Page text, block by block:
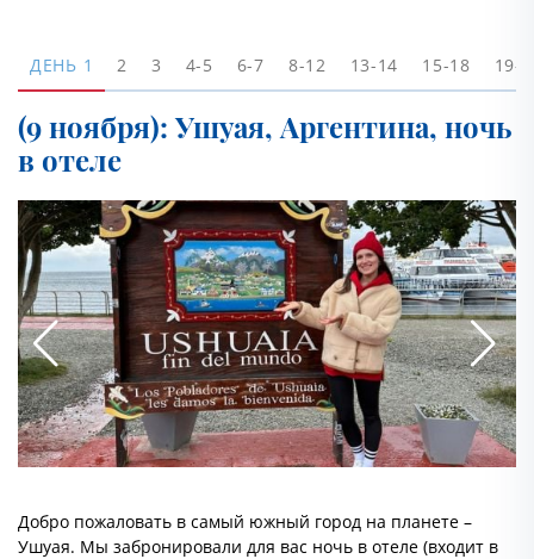
ДЕНЬ 1 2 3 4-5 6-7 8-12 13-14 15-18 19-
(9 ноября): Ушуая, Аргентина, ночь
в отеле
Добро пожаловать в самый южный город на планете –
Ушуая. Мы забронировали для вас ночь в отеле (входит в